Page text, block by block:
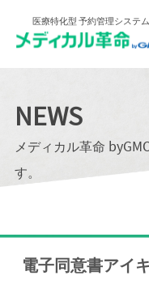
医療特化型 予約管理システム
NEWS
メディカル革命
す。
電子同意書アイ